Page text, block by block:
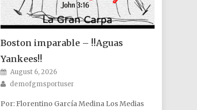
Boston imparable – !!Aguas
Yankees!!
Posted on
August 6, 2026
Author
demofgmsportuser
Por: Florentino García Medina Los Medias